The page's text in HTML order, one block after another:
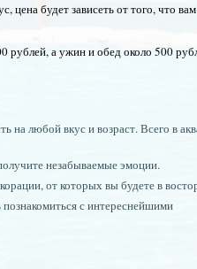
цена будет зависеть от того, что
рублей, а ужин и обед около 500
любой вкус и возраст. Всего в
незабываемые эмоции.
от которых вы будете в
с интереснейшими